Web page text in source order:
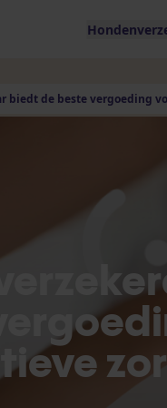
biedt de beste vergoeding